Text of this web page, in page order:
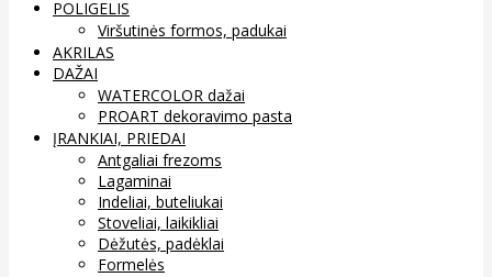
POLIGELIS
Viršutinės formos, padukai
AKRILAS
DAŽAI
WATERCOLOR dažai
PROART dekoravimo pasta
ĮRANKIAI, PRIEDAI
Antgaliai frezoms
Lagaminai
Indeliai, buteliukai
Stoveliai, laikikliai
Dėžutės, padėklai
Formelės